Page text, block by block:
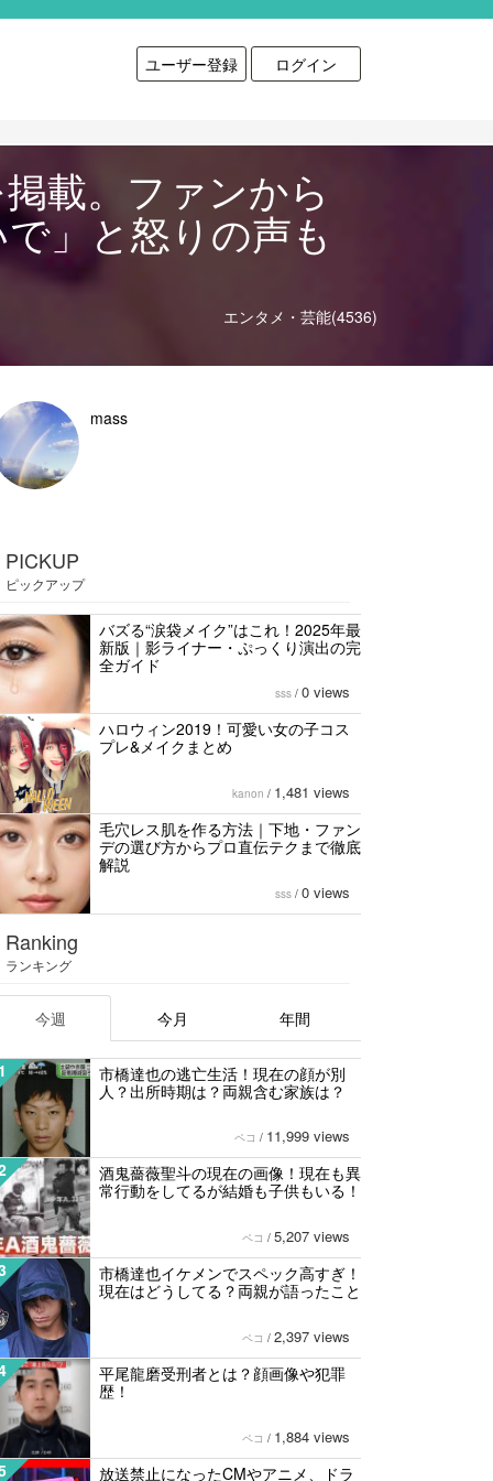
ユーザー登録 ログイン
載。ファンから
」と怒りの声も
エンタメ・芸能(4536)
mass
PICKUP
ピックアップ
バズる“涙袋メイク”はこれ！2025年最
新版｜影ライナー・ぷっくり演出の完
全ガイド
sss / 0 views
ハロウィン2019！可愛い女の子コス
プレ&メイクまとめ
kanon / 1,481 views
毛穴レス肌を作る方法｜下地・ファン
デの選び方からプロ直伝テクまで徹底
解説
sss / 0 views
Ranking
ランキング
今週 今月 年間
市橋達也の逃亡生活！現在の顔が別
人？出所時期は？両親含む家族は？
ペコ / 11,999 views
酒鬼薔薇聖斗の現在の画像！現在も異
常行動をしてるが結婚も子供もいる！
ペコ / 5,207 views
市橋達也イケメンでスペック高すぎ！
現在はどうしてる？両親が語ったこと
ペコ / 2,397 views
平尾龍磨受刑者とは？顔画像や犯罪
歴！
ペコ / 1,884 views
放送禁止になったCMやアニメ、ドラ